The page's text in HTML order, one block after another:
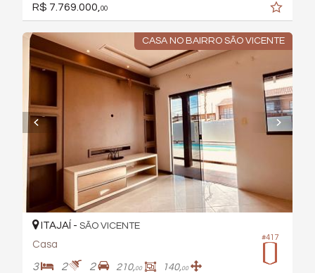
R$ 7.769.000, 00
CASA NO BAIRRO SÃO VICENTE
#417
ITAJAÍ - SÃO VICENTE
Casa
3 2 2 210,00 140,00